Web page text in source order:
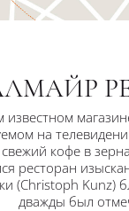
известном
на
свежий кофе в
ресторан
(Christoph Kunz)
дважды был